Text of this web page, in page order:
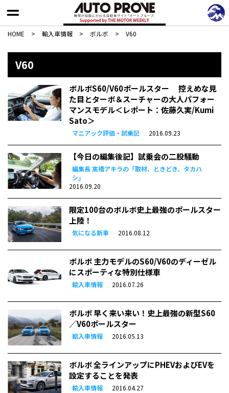
HOME > 輸入車情報 > ボルボ > V60
V60
ボルボS60/V60ポールスター 控えめな見
た目とターボ＆スーチャーの大人パフォー
マンスモデル＜レポート：佐藤久実/Kumi
Sato＞
マニアック評価・試乗記 2016.09.23
【今日の編集後記】試乗会の二股騒動
編集長 髙橋アキラの「取材、ときどき、タカハ
シ」
2016.09.20
限定100台のボルボ史上最強のポールスター
上陸！
気になる新車 2016.08.12
ボルボ 主力モデルのS60/V60のディーゼル
にスポーティな特別仕様車
輸入車情報 2016.07.26
ボルボ 早く来い来い！史上最強の新型S60
／V60ポールスター
輸入車情報 2016.05.13
ボルボ 全ラインアップにPHEVおよびEVを
設定することを発表
輸入車情報 2016.04.27